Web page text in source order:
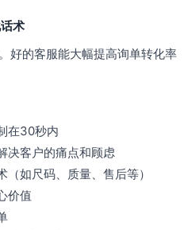
术
好的客服能大幅提高询单转化率
在30秒内
决客户的痛点和顾虑
如尺码、质量、售后等）
价值